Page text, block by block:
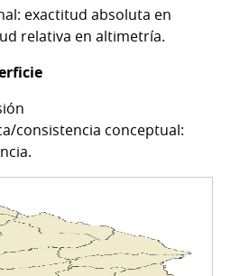
exactitud absoluta en
relativa en altimetría.
consistencia conceptual: